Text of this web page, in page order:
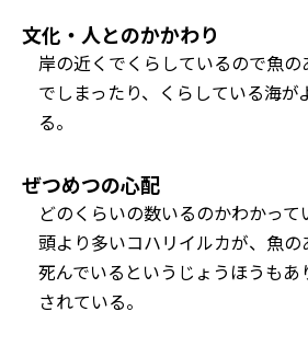
文化・人とのかかわり
岸の近くでくらしているので魚
でしまったり、くらしている海が
る。
ぜつめつの心配
どのくらいの数いるのかわかっ
頭より多いコハリイルカが、魚の
死んでいるというじょうほうも
されている。